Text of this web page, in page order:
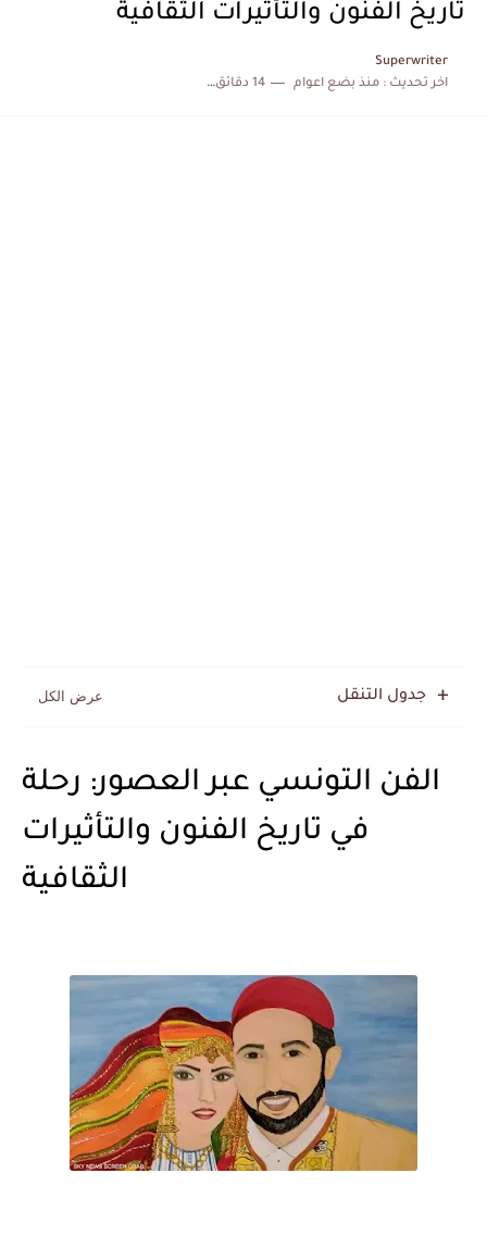
تاريخ الفنون والتأثيرات الثقافية
Superwriter
اخر تحديث :منذ بضع اعوام 14 دقائق للقراءة
جدول التنقل
الفن التونسي عبر العصور: رحلة
في تاريخ الفنون والتأثيرات
الثقافية